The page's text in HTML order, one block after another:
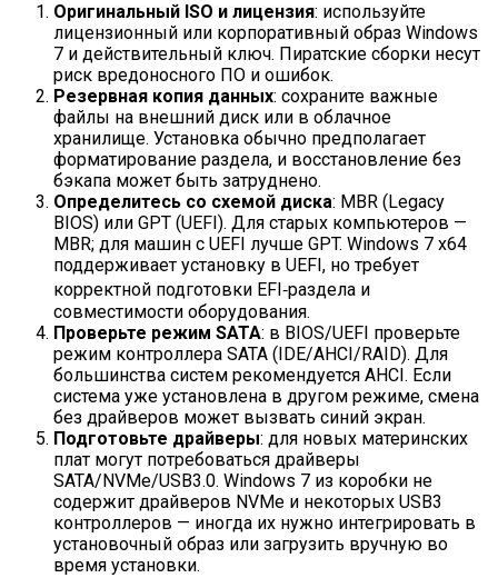
Оригинальный ISO и лицензия: используйте
лицензионный или корпоративный образ Windows
7 и действительный ключ. Пиратские сборки несут
риск вредоносного ПО и ошибок.
Резервная копия данных: сохраните важные
файлы на внешний диск или в облачное
хранилище. Установка обычно предполагает
форматирование раздела, и восстановление без
бэкапа может быть затруднено.
Определитесь со схемой диска: MBR (Legacy
BIOS) или GPT (UEFI). Для старых компьютеров —
MBR; для машин с UEFI лучше GPT. Windows 7 x64
поддерживает установку в UEFI, но требует
корректной подготовки EFI‑раздела и
совместимости оборудования.
Проверьте режим SATA: в BIOS/UEFI проверьте
режим контроллера SATA (IDE/AHCI/RAID). Для
большинства систем рекомендуется AHCI. Если
система уже установлена в другом режиме, смена
без драйверов может вызвать синий экран.
Подготовьте драйверы: для новых материнских
плат могут потребоваться драйверы
SATA/NVMe/USB3.0. Windows 7 из коробки не
содержит драйверов NVMe и некоторых USB3
контроллеров — иногда их нужно интегрировать в
установочный образ или загрузить вручную во
время установки.